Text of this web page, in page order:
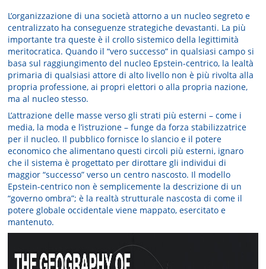
L’organizzazione di una società attorno a un nucleo segreto e
centralizzato ha conseguenze strategiche devastanti. La più
importante tra queste è il crollo sistemico della legittimità
meritocratica. Quando il “vero successo” in qualsiasi campo si
basa sul raggiungimento del nucleo Epstein-centrico, la lealtà
primaria di qualsiasi attore di alto livello non è più rivolta alla
propria professione, ai propri elettori o alla propria nazione,
ma al nucleo stesso.
L’attrazione delle masse verso gli strati più esterni – come i
media, la moda e l’istruzione – funge da forza stabilizzatrice
per il nucleo. Il pubblico fornisce lo slancio e il potere
economico che alimentano questi circoli più esterni, ignaro
che il sistema è progettato per dirottare gli individui di
maggior “successo” verso un centro nascosto. Il modello
Epstein-centrico non è semplicemente la descrizione di un
“governo ombra”; è la realtà strutturale nascosta di come il
potere globale occidentale viene mappato, esercitato e
mantenuto.